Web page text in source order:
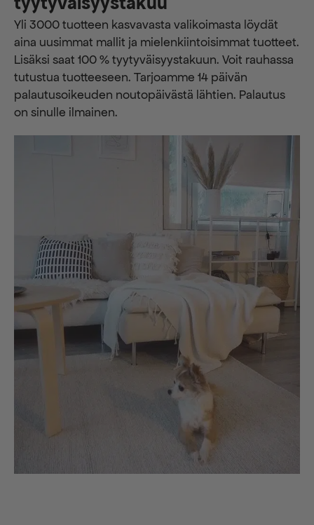
Yli 3000 tuotteen kasvavasta valikoimasta löydät
aina uusimmat mallit ja mielenkiintoisimmat tuotteet.
Lisäksi saat 100 % tyytyväisyystakuun. Voit rauhassa
tutustua tuotteeseen. Tarjoamme 14 päivän
palautusoikeuden noutopäivästä lähtien. Palautus
on sinulle ilmainen.